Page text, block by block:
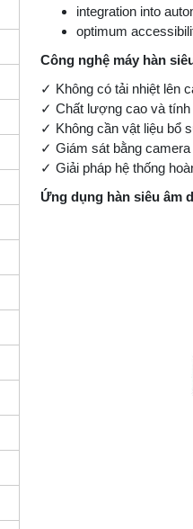
integration into
optimum
Công nghệ máy hàn
✓ Không có tải nhiệt lên
✓ Chất lượng cao và
✓ Không cần vật liệu bổ
✓ Giám sát bằng
✓ Giải pháp hệ thống
Ứng dụng hàn siêu âm